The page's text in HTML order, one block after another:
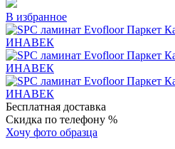
В избранное
Бесплатная доставка
Скидка по телефону %
Хочу фото образца